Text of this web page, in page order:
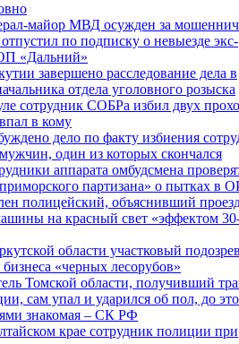
майор МВД осужден за
по подписку о невыезде экс-
«Дальний»
завершено расследование дела в
отдела уголовного розыска
сотрудник СОБРа избил двух
в кому
дело по факту избиения
один из которых скончался
аппарата омбудсмена
партизана» о пытках в
полицейский, объяснивший
на красный свет «эффектом
области участковый
«черных лесорубов»
Томской области, получивший
сам упал и ударился об пол, до
знакомая – СК РФ
крае сотрудник полиции при